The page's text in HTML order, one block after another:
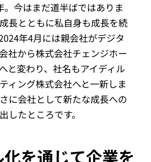
。今はまだ道半ばではありま
長とともに私自身も成長を続
年4月には親会社がデジタ
社から株式会社チェンジホー
と変わり、社名もアイディル
ィング株式会社へと一新しま
に会社として新たな成長への
したところです。
を通じて企業を